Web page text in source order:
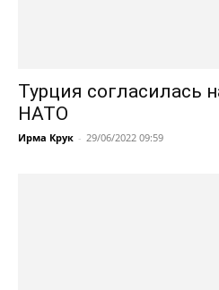
Турция согласилась
НАТО
Ирма Крук - 29/06/2022 09:59